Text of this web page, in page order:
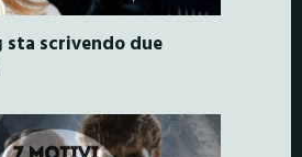
sta scrivendo due